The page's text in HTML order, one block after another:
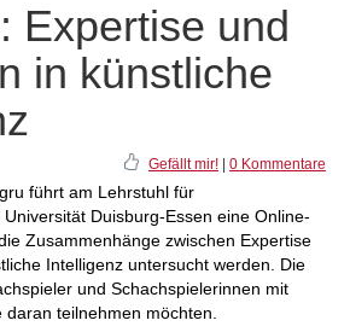
Expertise und
in künstliche
Gefällt mir! 0 Kommentare
führt am Lehrstuhl für
Duisburg-Essen eine Online-
Zusammenhänge zwischen Expertise
Intelligenz untersucht werden. Die
und Schachspielerinnen mit
teilnehmen möchten.